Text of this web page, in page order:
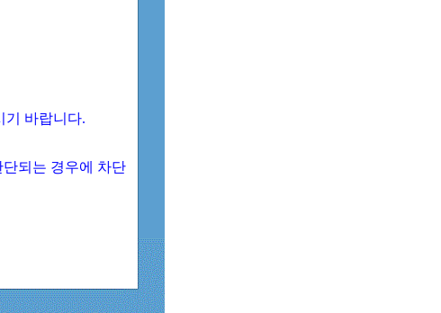
기 바랍니다.
되는 경우에 차단